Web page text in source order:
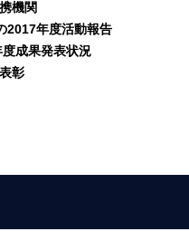
機関
2017年度活動報告
成果発表状況
彰